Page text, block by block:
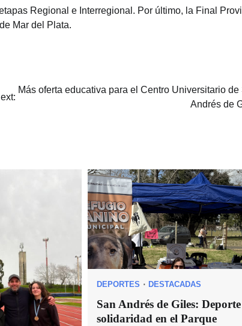
Regional e Interregional. Por último, la Final
Mar del Plata.
Más oferta educativa para el Centro Universitario de
Andrés de
DEPORTES DESTACADAS
San Andrés de Giles:
solidaridad en el Parque